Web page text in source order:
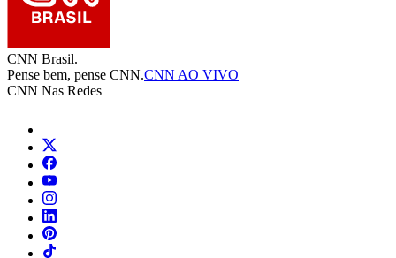
CNN Brasil.
Pense bem, pense CNN.CNN AO VIVO
CNN Nas Redes